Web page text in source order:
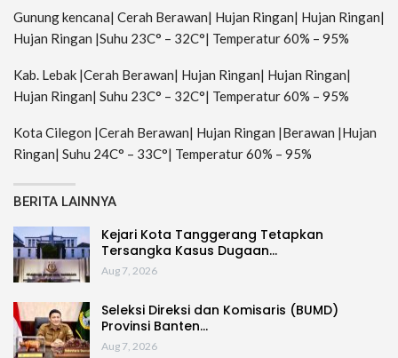
Gunung kencana| Cerah Berawan| Hujan Ringan| Hujan Ringan|
Hujan Ringan |Suhu 23C° – 32C°| Temperatur 60% – 95%
Kab. Lebak |Cerah Berawan| Hujan Ringan| Hujan Ringan|
Hujan Ringan| Suhu 23C° – 32C°| Temperatur 60% – 95%
Kota Cilegon |Cerah Berawan| Hujan Ringan |Berawan |Hujan
Ringan| Suhu 24C° – 33C°| Temperatur 60% – 95%
BERITA LAINNYA
Kejari Kota Tanggerang Tetapkan
Tersangka Kasus Dugaan…
Aug 7, 2026
Seleksi Direksi dan Komisaris (BUMD)
Provinsi Banten…
Aug 7, 2026